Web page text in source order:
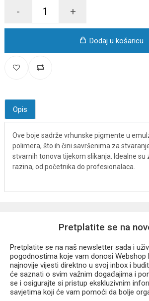
- +
Dodaj u košaricu
Opis
Ove boje sadrže vrhunske pigmente u
polimera, što ih čini savršenima za
stvarnih tonova tijekom slikanja. Idealne su
razina, od početnika do profesionalaca.
Pretplatite se na
Pretplatite se na naš newsletter sada i
pogodnostima koje vam donosi Webshop
najnovije vijesti direktno u svoj inbox i
će saznati o svim važnim događajima i
se i osigurajte si pristup ekskluzivnim
savjetima koji će vam pomoći da bolje